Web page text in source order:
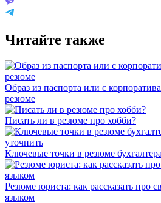
Читайте также
Образ из паспорта или с
резюме
Писать ли в резюме про хобби?
Ключевые точки в резюме
Резюме юриста: как рассказать про
языком